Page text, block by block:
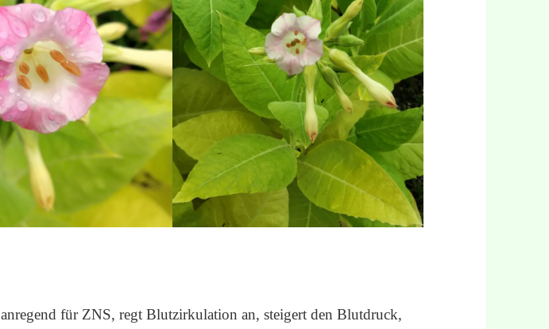
anregend für ZNS, regt Blutzirkulation an, steigert den Blutdruck,